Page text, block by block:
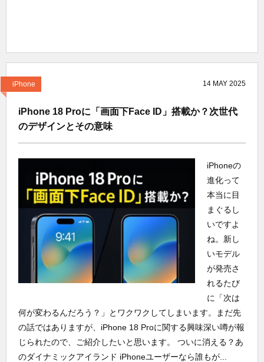
iPhone 14 MAY 2025
iPhone 18 Proに「画面下Face ID」搭載か？次世代
のデザインとその意味
iPhoneの
進化って
本当に目
まぐるし
いですよ
ね。新し
いモデル
が発売さ
れるたび
に「次は
何が変わるんだろう？」とワクワクしてしまいます。まだ先
の話ではありますが、iPhone 18 Proに関する興味深い噂が報
じられたので、ご紹介したいと思います。 ついに消える？あ
のダイナミックアイランド iPhoneユーザーなら誰もが...